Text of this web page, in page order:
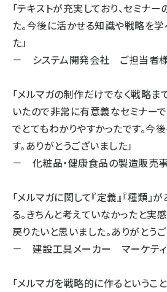
「テキストが充実しており、セミナ
た。今後に活かせる知識や戦略を
た」
－ システム開発会社 ご担当者
「メルマガの制作だけでなく戦略
いたので非常に有意義なセミナー
でとてもわかりやすかったです。今
す。ありがとうございました」
－ 化粧品・健康食品の製造販売
「メルマガに関して『定義』『種類』
る。きちんと考えていなかったと実
戻りたいと思いました。ありがとう
－ 建設工具メーカー マーケテ
「メルマガを戦略的に作るという